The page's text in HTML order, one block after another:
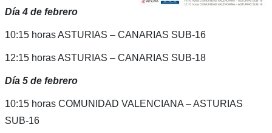
Día 4 de febrero
10:15 horas ASTURIAS – CANARIAS SUB-16
12:15 horas ASTURIAS – CANARIAS SUB-18
Día 5 de febrero
10:15 horas COMUNIDAD VALENCIANA – ASTURIAS
SUB-16